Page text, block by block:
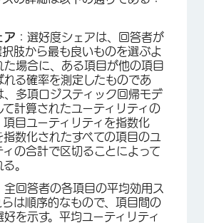
ア ：選好度シェアは、回答者が
択肢から最も良いものを選ぶよ
た場合に、ある項目が他の項目
れる確率を測定したものであ
、多項ロジスティック回帰モデ
て計算されたユーティリティの
項目ユーティリティを指数化
指数化されたすべての項目のユ
ィの合計で区切ることによって
。
全回答者の各項目の平均効用ス
らは順序的なもので、項目間の
を示す。平均ユーティリティ